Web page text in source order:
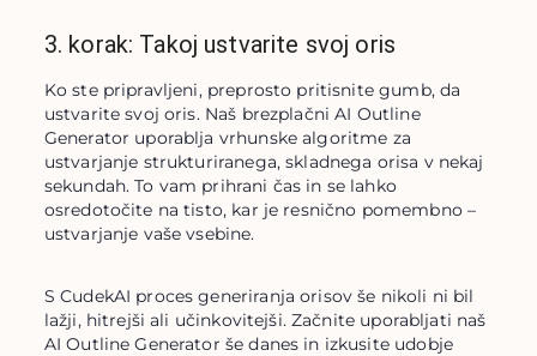
3. korak: Takoj ustvarite svoj oris
Ko ste pripravljeni, preprosto pritisnite gumb, da
ustvarite svoj oris. Naš brezplačni AI Outline
Generator uporablja vrhunske algoritme za
ustvarjanje strukturiranega, skladnega orisa v nekaj
sekundah. To vam prihrani čas in se lahko
osredotočite na tisto, kar je resnično pomembno –
ustvarjanje vaše vsebine.
S CudekAI proces generiranja orisov še nikoli ni bil
lažji, hitrejši ali učinkovitejši. Začnite uporabljati naš
AI Outline Generator še danes in izkusite udobje